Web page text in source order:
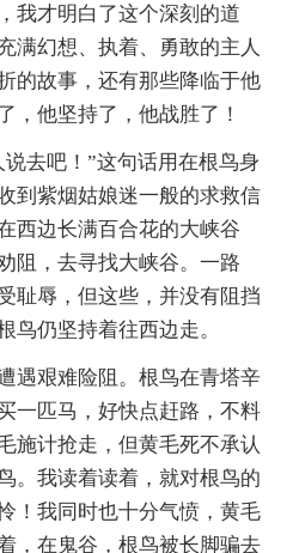
我才明白了这个深刻的道
满幻想、执着、勇敢的主人
的故事，还有那些降临于他
，他坚持了，他战胜了！
去吧！”这句话用在根鸟身
到紫烟姑娘迷一般的求救信
西边长满百合花的大峡谷
阻，去寻找大峡谷。一路
耻辱，但这些，并没有阻挡
鸟仍坚持着往西边走。
遇艰难险阻。根鸟在青塔辛
一匹马，好快点赶路，不料
施计抢走，但黄毛死不承认
。我读着读着，就对根鸟的
！我同时也十分气愤，黄毛
，在鬼谷，根鸟被长脚骗去